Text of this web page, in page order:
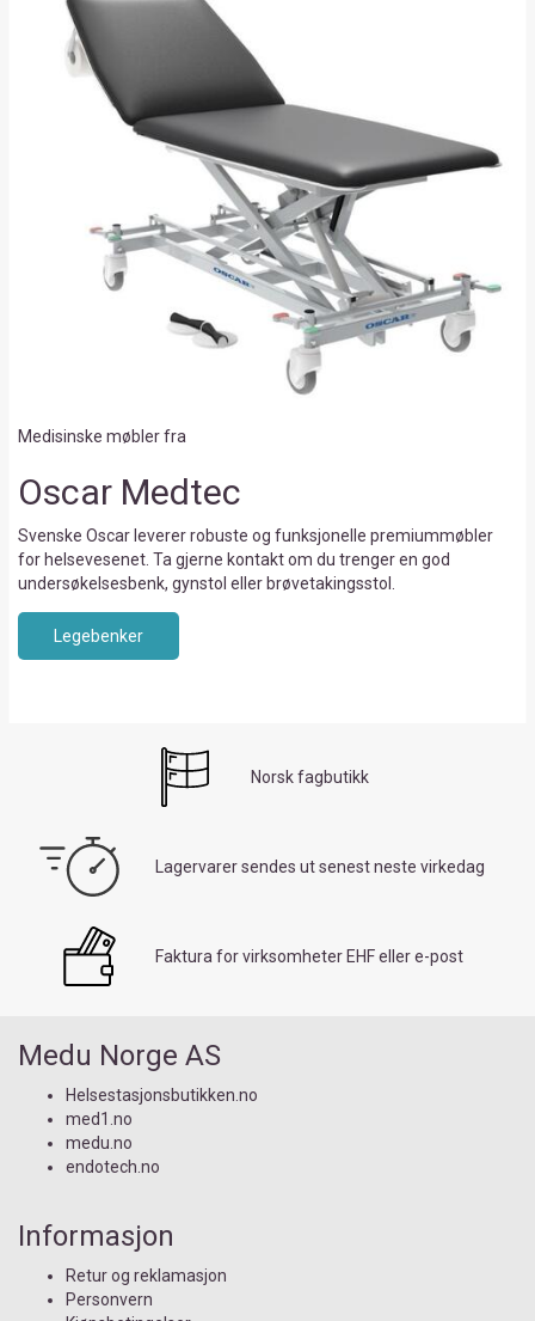
Medisinske møbler fra
Oscar Medtec
Svenske Oscar leverer robuste og funksjonelle premiummøbler
for helsevesenet. Ta gjerne kontakt om du trenger en god
undersøkelsesbenk, gynstol eller brøvetakingsstol.
Legebenker
Norsk fagbutikk
Lagervarer sendes ut senest neste virkedag
Faktura for virksomheter EHF eller e-post
Medu Norge AS
Helsestasjonsbutikken.no
med1.no
medu.no
endotech.no
Informasjon
Retur og reklamasjon
Personvern